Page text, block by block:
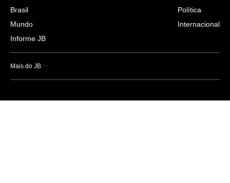
Brasil
Mundo
Informe JB
Política
Internacional
Mais do JB
Esportes